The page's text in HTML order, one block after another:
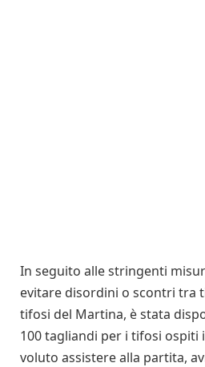
In seguito alle stringenti
evitare disordini o scontri tra
tifosi del Martina, è stata
100 tagliandi per i tifosi ospiti
voluto assistere alla partita,